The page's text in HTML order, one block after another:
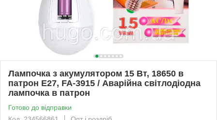
Лампочка з акумулятором 15 Вт, 18650 в
патрон E27, FA-3915 / Аварійна світлодіодна
лампочка в патрон
Готово до відправки